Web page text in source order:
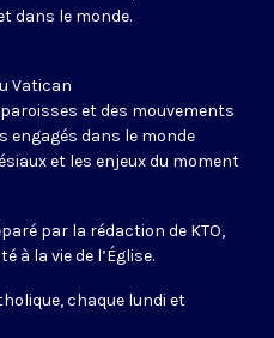
dans le monde.
Vatican
et des mouvements
engagés dans le monde
et les enjeux du moment
par la rédaction de KTO,
à la vie de l’Église.
chaque lundi et